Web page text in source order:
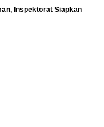
Inspektorat Siapkan